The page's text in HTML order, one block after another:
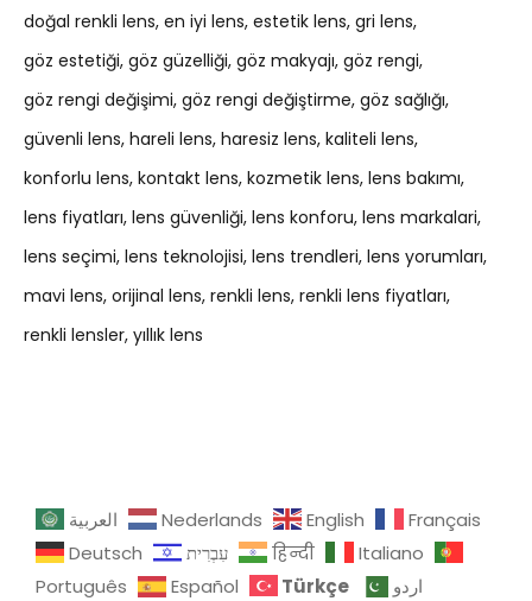
doğal renkli lens en iyi lens estetik lens gri lens
göz estetiği göz güzelliği göz makyajı göz rengi
göz rengi değişimi göz rengi değiştirme göz sağlığı
güvenli lens hareli lens haresiz lens kaliteli lens
konforlu lens kontakt lens kozmetik lens lens bakımı
lens fiyatları lens güvenliği lens konforu lens markalari
lens seçimi lens teknolojisi lens trendleri lens yorumları
mavi lens orijinal lens renkli lens renkli lens fiyatları
renkli lensler yıllık lens
العربية Nederlands English
Français
Deutsch
עִבְרִית हिन्दी
Italiano
Português
Español Türkçe اردو